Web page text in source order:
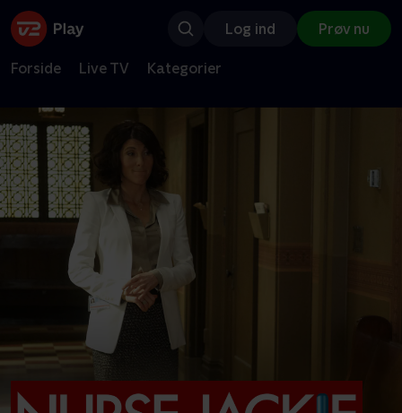
Log ind Prøv nu
Forside Live TV Kategorier